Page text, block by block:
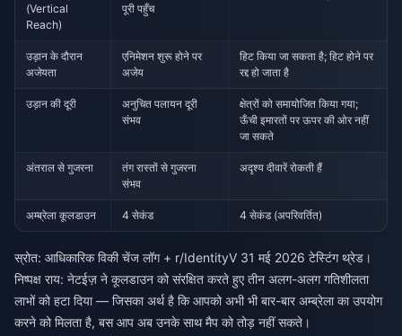
(Vertical
Reach)
पूरी पहुँच
उड़ान के दौरान
अजेयता
एनिमेशन शुरू होने पर
अजेय
हिट किया जा सकता है; हिट होने पर
रद्द हो जाता है
उड़ान की दूरी
अनुचित पलायन दूरी
संभव
क्षेत्रों को समायोजित किया गया;
ऊँची इमारतों पर ऊपर की ओर नहीं
जा सकते
अंतराल से गुजरना
तंग रास्तों से गुजरना
संभव
अदृश्य दीवारें रोकती हैं
अम्ब्रेला कूलडाउन 4 सेकंड 4 सेकंड (अपरिवर्तित)
स्रोत: आधिकारिक विकी चेंज लॉग + r/IdentityV 31 मई 2026 टेस्टिंग थ्रेड।
निष्पक्ष राय: नेटईज़ ने कूलडाउन को संरक्षित करते हुए तीन अलग-अलग गतिशीलता
लाभों को हटा दिया — जिसका अर्थ है कि आपको अभी भी बार-बार अम्ब्रेला का उपयोग
करने को मिलता है, बस आप अब उनके साथ मैप को तोड़ नहीं सकते।